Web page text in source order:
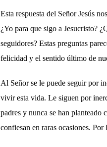
Esta respuesta del Señor Jesús
¿Yo para que sigo a Jesucristo?
seguidores? Estas preguntas
felicidad y el sentido último de
Al Señor se le puede seguir por
vivir esta vida. Le siguen por
padres y nunca se han planteado
confiesan en raras ocasiones.